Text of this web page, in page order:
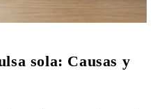
sola: Causas y